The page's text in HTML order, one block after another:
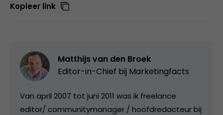
Kopieer link
Matthijs van den Broek
Editor-in-Chief bij Marketingfacts
Van april 2007 tot juni 2011 was ik freelance
editor/ communitymanager / hoofdredacteur bij